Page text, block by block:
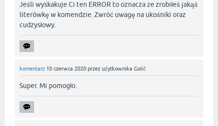
Jeśli wyskakuje Ci ten ERROR to oznacza że zrobiłeś jakąś
literówkę w komendzie. Zwróć uwagę na ukośniki oraz
cudzysłowy.
komentarz 10 czerwca 2020 przez użytkownika Gość
Super. Mi pomogło.